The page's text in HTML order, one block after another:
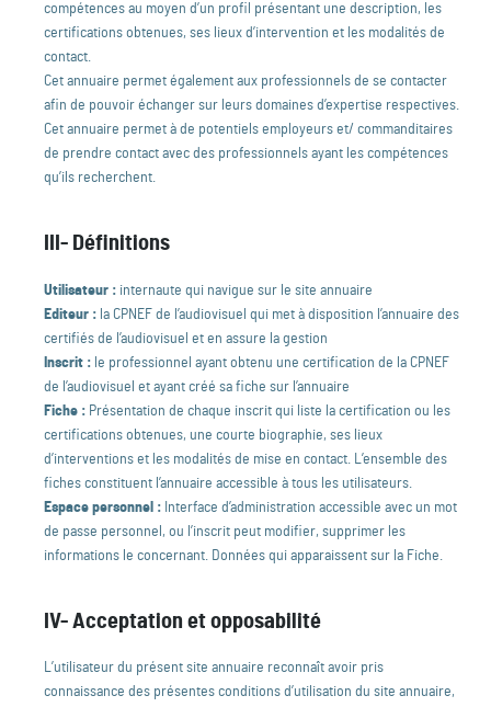
compétences au moyen d’un profil présentant une description, les
certifications obtenues, ses lieux d’intervention et les modalités de
contact.
Cet annuaire permet également aux professionnels de se contacter
afin de pouvoir échanger sur leurs domaines d’expertise respectives.
Cet annuaire permet à de potentiels employeurs et/ commanditaires
de prendre contact avec des professionnels ayant les compétences
qu’ils recherchent.
III- Définitions
Utilisateur : internaute qui navigue sur le site annuaire
Editeur : la CPNEF de l’audiovisuel qui met à disposition l’annuaire des
certifiés de l’audiovisuel et en assure la gestion
Inscrit : le professionnel ayant obtenu une certification de la CPNEF
de l’audiovisuel et ayant créé sa fiche sur l’annuaire
Fiche : Présentation de chaque inscrit qui liste la certification ou les
certifications obtenues, une courte biographie, ses lieux
d’interventions et les modalités de mise en contact. L’ensemble des
fiches constituent l’annuaire accessible à tous les utilisateurs.
Espace personnel : Interface d’administration accessible avec un mot
de passe personnel, ou l’inscrit peut modifier, supprimer les
informations le concernant. Données qui apparaissent sur la Fiche.
IV- Acceptation et opposabilité
L’utilisateur du présent site annuaire reconnaît avoir pris
connaissance des présentes conditions d’utilisation du site annuaire,